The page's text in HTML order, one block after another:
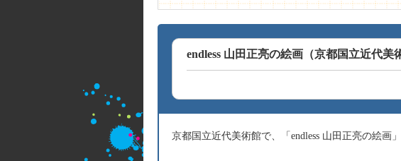
endless 山田正亮の絵画（京都国立近代美
京都国立近代美術館で、「endless 山田正亮の絵画